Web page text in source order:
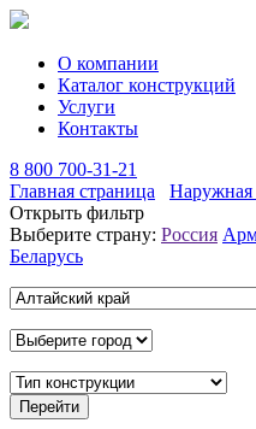
О компании
Каталог конструкций
Услуги
Контакты
8 800 700-31-21
Главная страница
Наружная
Открыть фильтр
Выберите страну: Россия
Беларусь